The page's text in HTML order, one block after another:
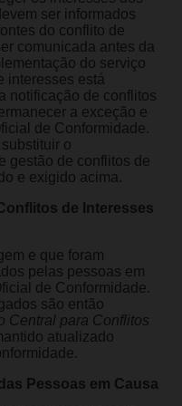
ser informados
do conflito de
comunicada antes da
do serviço
interesses está
notificação de conflitos
a exceção e
de Conformidade.
o
gestão de conflitos de
e exigido acima.
de Interesses
e que foram
pelas pessoas em
de Conformidade.
são então
Central para Conflitos
atualizado
Pessoas em Causa